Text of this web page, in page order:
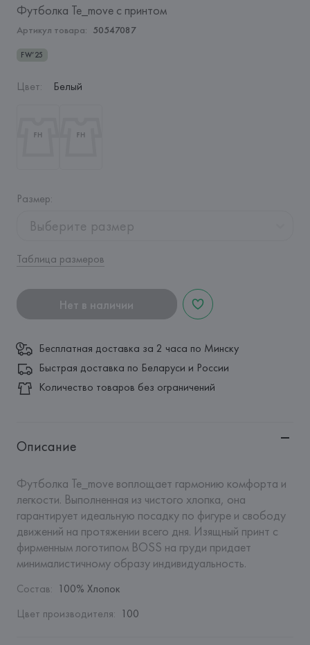
Футболка Te_move с принтом
Артикул товара: 50547087
FW’25
Цвет: Белый
Размер:
Выберите размер
Таблица размеров
Нет в наличии
Бесплатная доставка за 2 часа по Минску
Быстрая доставка по Беларуси и России
Количество товаров без ограничений
Описание
Футболка Te_move воплощает гармонию комфорта и
легкости. Выполненная из чистого хлопка, она
гарантирует идеальную посадку по фигуре и свободу
движений на протяжении всего дня. Изящный принт с
фирменным логотипом BOSS на груди придает
минималистичному образу индивидуальность.
Состав: 100% Хлопок
Цвет производителя: 100